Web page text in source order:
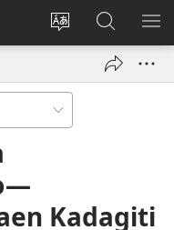
Baliwan
lengguahe
ti
site
Ag-
log
(manglukat
iti
Agbirok
iti
JW.ORG
Kadagiti